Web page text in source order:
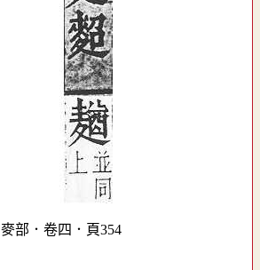
麥部．卷四．頁354